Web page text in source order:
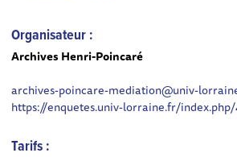
Organisateur :
Archives Henri-Poincaré
archives-poincare-mediation@univ-
https://enquetes.univ-lorraine.fr/
Tarifs :